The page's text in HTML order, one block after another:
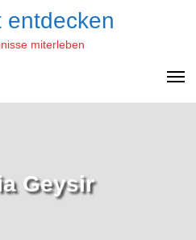
entdecken
miterleben
Geysir